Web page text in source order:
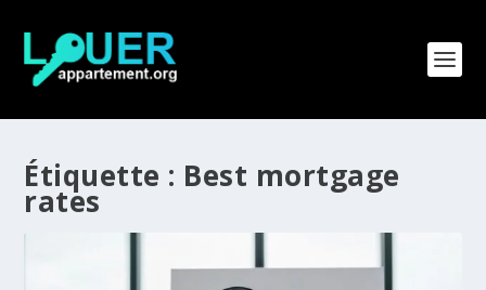
Étiquette : Best mortgage
rates